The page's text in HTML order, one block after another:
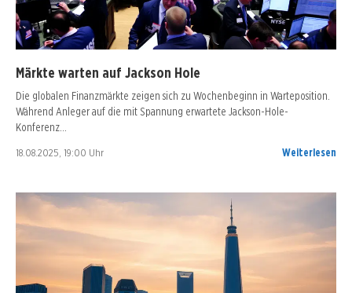
Märkte warten auf Jackson Hole
Die globalen Finanzmärkte zeigen sich zu Wochenbeginn in Warteposition.
Während Anleger auf die mit Spannung erwartete Jackson-Hole-
Konferenz…
18.08.2025, 19:00 Uhr Weiterlesen